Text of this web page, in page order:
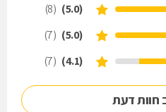
(5.0)
(8)
(5.0)
(7)
(4.1)
(7)
חוות דעת